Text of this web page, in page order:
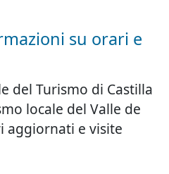
su orari e
del Turismo di Castilla
locale del Valle de
aggiornati e visite